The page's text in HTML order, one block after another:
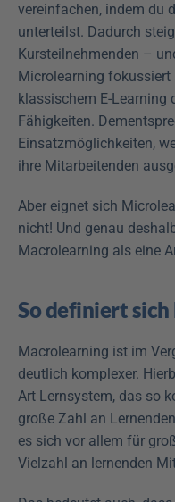
vereinfachen, indem du
unterteilst. Dadurch
Kursteilnehmenden –
Microlearning fokussiert
klassischem E-Learning
Fähigkeiten.
Einsatzmöglichkeiten,
ihre Mitarbeitenden
Aber eignet sich
nicht! Und genau
Macrolearning als eine
So definiert
Macrolearning ist im
deutlich komplexer.
Art Lernsystem, das so
große Zahl an
es sich vor allem für
Vielzahl an lernenden